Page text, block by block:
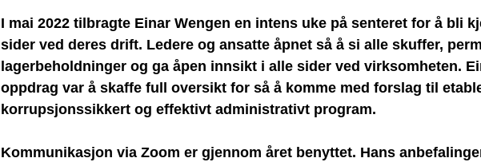
I mai 2022 tilbragte Einar Wengen en intens uke på senteret for å bli
sider ved deres drift. Ledere og ansatte åpnet så å si alle skuffer,
lagerbeholdninger og ga åpen innsikt i alle sider ved virksomheten.
oppdrag var å skaffe full oversikt for så å komme med forslag til
korrupsjonssikkert og effektivt administrativt program.
Kommunikasjon via Zoom er gjennom året benyttet. Hans